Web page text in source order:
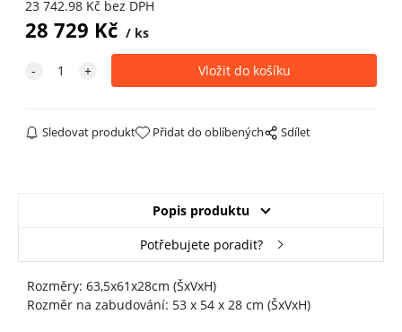
23 742.98Kč bez DPH
28 729 Kč ks
Sledovat produkt Přidat do oblíbených Sdílet
Popis produktu
Potřebujete poradit?
Rozměry: 63,5x61x28cm (ŠxVxH)
Rozměr na zabudování: 53 x 54 x 28 cm (ŠxVxH)